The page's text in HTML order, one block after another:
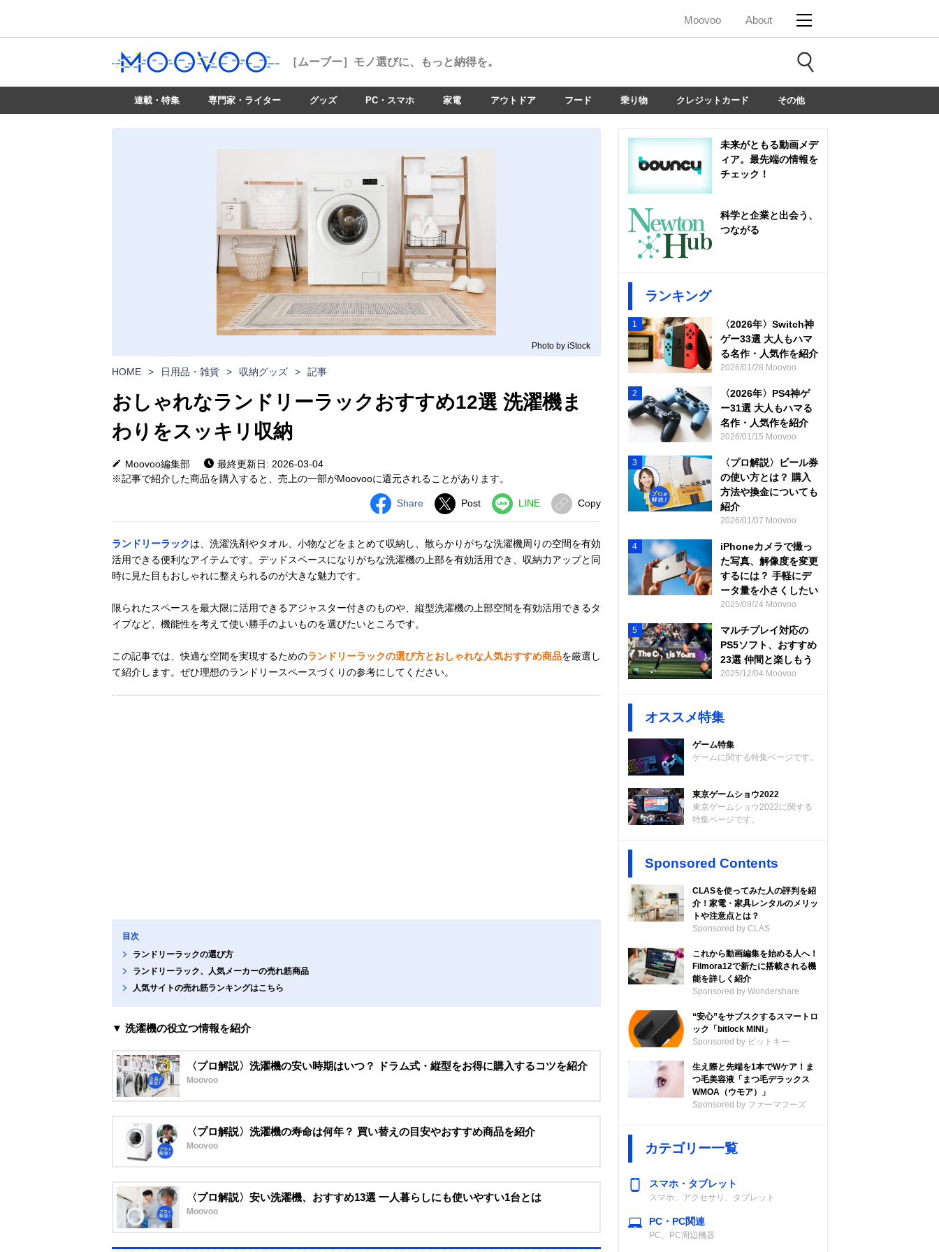
Moovoo About
［ムーブー］ モノ選びに、もっと納得を。
連載・特集 専門家・ライター グッズ PC・スマホ 家電 アウトドア フード 乗り物 クレジットカード その他
Photo by iStock
HOME > 日用品・雑貨 > 収納グッズ > 記事
おしゃれなランドリーラックおすすめ12選 洗濯機ま
わりをスッキリ収納
Moovoo編集部
最終更新日: 2026-03-04
※記事で紹介した商品を購入すると、売上の一部がMoovooに還元されることがあります。
Share Post LINE Copy
ランドリーラックは、洗濯洗剤やタオル、小物などをまとめて収納し、散らかりがちな洗濯機周りの空間を有効
活用できる便利なアイテムです。デッドスペースになりがちな洗濯機の上部を有効活用でき、収納力アップと同
時に見た目もおしゃれに整えられるのが大きな魅力です。
限られたスペースを最大限に活用できるアジャスター付きのものや、縦型洗濯機の上部空間を有効活用できるタ
イプなど、機能性を考えて使い勝手のよいものを選びたいところです。
この記事では、快適な空間を実現するためのランドリーラックの選び方とおしゃれな人気おすすめ商品を厳選し
て紹介します。ぜひ理想のランドリースペースづくりの参考にしてください。
目次
ランドリーラックの選び方
ランドリーラック、人気メーカーの売れ筋商品
人気サイトの売れ筋ランキングはこちら
▼ 洗濯機の役立つ情報を紹介
〈プロ解説〉洗濯機の安い時期はいつ？ ドラム式・縦型をお得に購入するコツを紹介
Moovoo
〈プロ解説〉洗濯機の寿命は何年？ 買い替えの目安やおすすめ商品を紹介
Moovoo
〈プロ解説〉安い洗濯機、おすすめ13選 一人暮らしにも使いやすい1台とは
Moovoo
未来がともる動画メデ
ィア。最先端の情報を
チェック！
科学と企業と出会う、
つながる
ランキング
1
〈2026年〉Switch神
ゲー33選 大人もハマ
る名作・人気作を紹介
2026/01/28 Moovoo
2
〈2026年〉PS4神ゲ
ー31選 大人もハマる
名作・人気作を紹介
2026/01/15 Moovoo
3
〈プロ解説〉ビール券
の使い方とは？ 購入
方法や換金についても
紹介
2026/01/07 Moovoo
4
iPhoneカメラで撮っ
た写真、解像度を変更
するには？ 手軽にデ
ータ量を小さくしたい
2025/09/24 Moovoo
5
マルチプレイ対応の
PS5ソフト、おすすめ
23選 仲間と楽しもう
2025/12/04 Moovoo
オススメ特集
ゲーム特集
ゲームに関する特集ページです。
東京ゲームショウ2022
東京ゲームショウ2022に関する
特集ページです。
Sponsored Contents
CLASを使ってみた人の評判を紹
介！家電・家具レンタルのメリッ
トや注意点とは？
Sponsored by CLAS
これから動画編集を始める人へ！
Filmora12で新たに搭載される機
能を詳しく紹介
Sponsored by Wondershare
“安心”をサブスクするスマートロ
ック「bitlock MINI」
Sponsored by ビットキー
生え際と先端を1本でWケア！ま
つ毛美容液「まつ毛デラックス
WMOA（ウモア）」
Sponsored by ファーマフーズ
カテゴリー一覧
スマホ・タブレット
スマホ、アクセサリ、タブレット
PC・PC関連
PC、PC周辺機器